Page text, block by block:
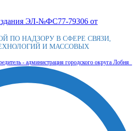
ЭЛ-№ФС77-79306 от
ПО НАДЗОРУ В СФЕРЕ СВЯЗИ,
И МАССОВЫХ
- администрация городского округа Лобня